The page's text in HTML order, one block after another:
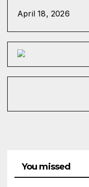
April 18, 2026
You missed